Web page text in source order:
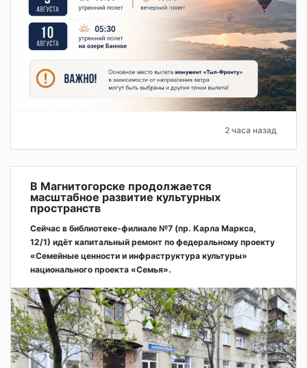
2 часа назад
В Магнитогорске продолжается
масштабное развитие культурных
пространств
Сейчас в библиотеке-филиале №7 (пр. Карла Маркса,
12/1) идёт капитальный ремонт по федеральному проекту
«Семейные ценности и инфраструктура культуры»
национального проекта «Семья».